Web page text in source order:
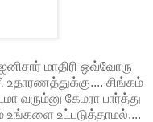
மாதிரி ஒவ்வோரு
உதாரணத்துக்கு.... சிங்கம்
வரும்னு கேமரா பார்த்து
உங்களை உட்படுத்தாமல்....